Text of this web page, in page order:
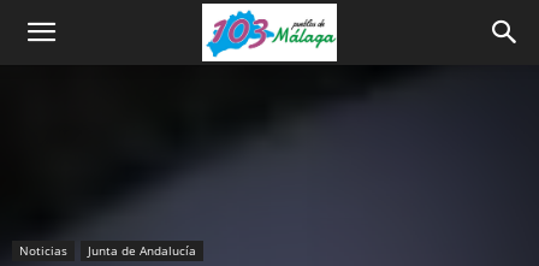
Noticias Junta de Andalucía